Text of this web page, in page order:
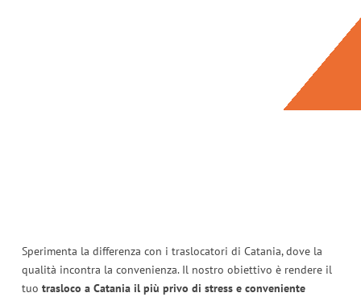
Sperimenta la differenza con i traslocatori di Catania, dove la
qualità incontra la convenienza. Il nostro obiettivo è rendere il
tuo trasloco a Catania il più privo di stress e conveniente